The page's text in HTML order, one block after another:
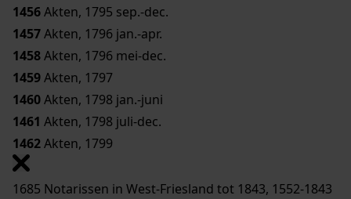
1456Akten, 1795 sep.-dec.
1457Akten, 1796 jan.-apr.
1458Akten, 1796 mei-dec.
1459Akten, 1797
1460Akten, 1798 jan.-juni
1461 Akten, 1798 juli-dec.
1462Akten, 1799
1685 Notarissen in West-Friesland tot 1843, 1552-1843